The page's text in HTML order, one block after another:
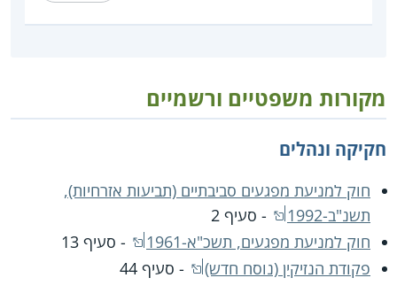
מקורות משפטיים ורשמיים
חקיקה ונהלים
חוק למניעת מפגעים סביבתיים (תביעות אזרחיות),
תשנ"ב-1992
- סעיף 2
חוק למניעת מפגעים, תשכ"א-1961
- סעיף 13
פקודת הנזיקין (נוסח חדש)
- סעיף 44